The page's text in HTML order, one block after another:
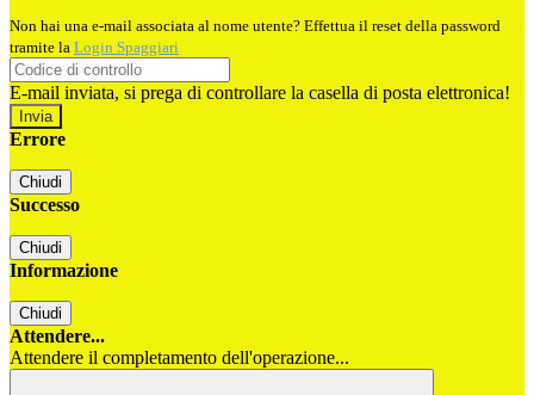
Non hai una e-mail associata al nome utente? Effettua il reset della password
tramite la Login Spaggiari
E-mail inviata, si prega di controllare la casella di posta elettronica!
Errore
Chiudi
Successo
Chiudi
Informazione
Chiudi
Attendere...
Attendere il completamento dell'operazione...